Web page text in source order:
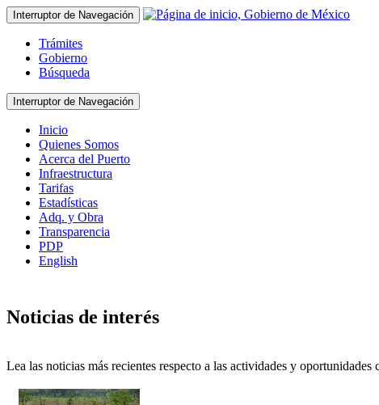
Interruptor de Navegación
Trámites
Gobierno
Búsqueda
Interruptor de Navegación
Inicio
Quienes Somos
Acerca del Puerto
Infraestructura
Tarifas
Estadísticas
Adq. y Obra
Transparencia
PDP
English
Noticias de interés
Lea las noticias más recientes respecto a las actividades y oportunidades